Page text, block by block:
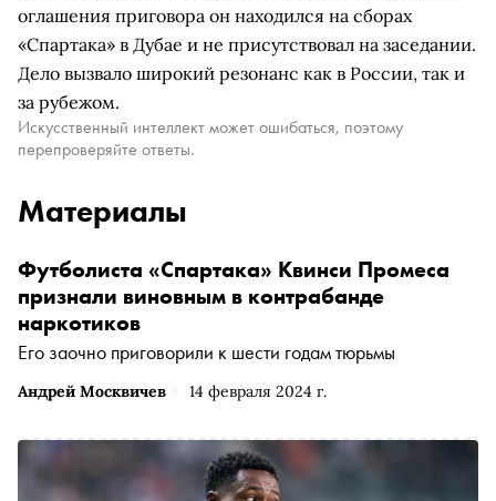
оглашения приговора он находился на сборах
«Спартака» в Дубае и не присутствовал на заседании.
Дело вызвало широкий резонанс как в России, так и
за рубежом.
Искусственный интеллект может ошибаться, поэтому
перепроверяйте ответы.
Материалы
Андрей Москвичев 14 февраля 2024 г.
Футболиста «Спартака» Квинси Промеса
признали виновным в контрабанде
наркотиков
Его заочно приговорили к шести годам тюрьмы